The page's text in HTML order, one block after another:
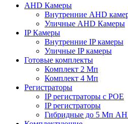
AHD Камеры
Внутренние AHD
Уличные AHD Камеры
IP Камеры
Внутренние IP камеры
Уличные IP камеры
Готовые комплекты
Комплект 2 Мп
Комплект 4 Мп
Регистраторы
IP регистраторы с POE
IP регистраторы
Гибридные до 5 Мп